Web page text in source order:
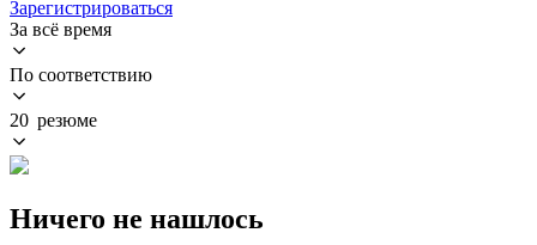
Зарегистрироваться
За всё время
По соответствию
20 резюме
Ничего не нашлось